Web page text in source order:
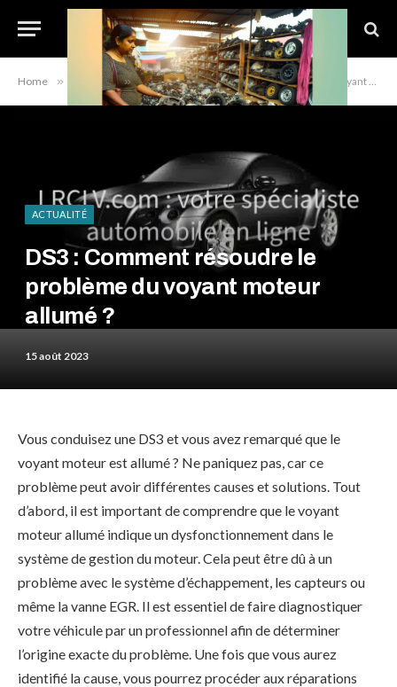
Home » Actualité » DS3 : Comment résoudre le problème du voyant moteur allumé ?
ACTUALITÉ
DS3 : Comment résoudre le
problème du voyant moteur
allumé ?
15 août 2023
Vous conduisez une DS3 et vous avez remarqué que le
voyant moteur est allumé ? Ne paniquez pas, car ce
problème peut avoir différentes causes et solutions. Tout
d’abord, il est important de comprendre que le voyant
moteur allumé indique un dysfonctionnement dans le
système de gestion du moteur. Cela peut être dû à un
problème avec le système d’échappement, les capteurs ou
même la vanne EGR. Il est essentiel de faire diagnostiquer
votre véhicule par un professionnel afin de déterminer
l’origine exacte du problème. Une fois que vous aurez
identifié la cause, vous pourrez procéder aux réparations